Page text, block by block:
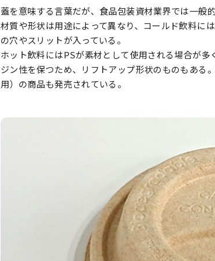
蓋を意味する言葉だが、食品包装資材業界では一般
材質や形状は用途によって異なり、コールド飲料に
の穴やスリットが入っている。
ホット飲料にはPSが素材として使用される場合が
ジン性を保つため、リフトアップ形状のものもある
用）の商品も発売されている。